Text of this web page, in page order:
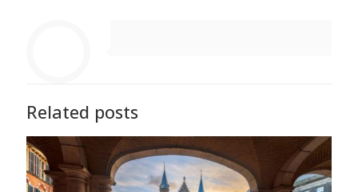
Related posts